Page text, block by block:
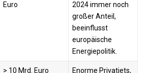
Euro
2024 immer noch
großer Anteil,
beeinflusst
europäische
Energiepolitik.
> 10 Mrd. Euro
Enorme Privatjets,